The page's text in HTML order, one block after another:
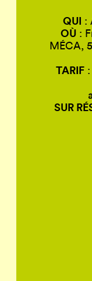
QUI :
OÙ:
MÉCA,
TARIF
SUR